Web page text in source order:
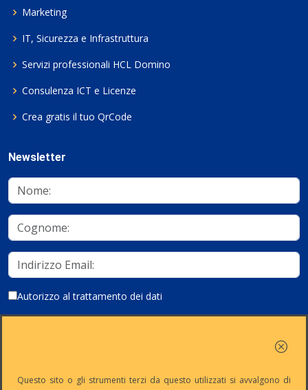
Marketing
IT, Sicurezza e Infrastruttura
Servizi professionali HCL Domino
Consulenza ICT e Licenze
Crea gratis il tuo QrCode
Newsletter
Autorizzo al trattamento dei dati
Questo sito o gli strumenti terzi da questo utilizzati si avvalgono di